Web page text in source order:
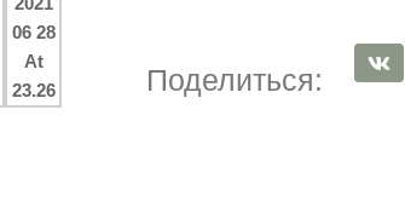
Поделиться: